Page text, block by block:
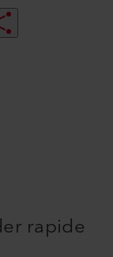
rapide